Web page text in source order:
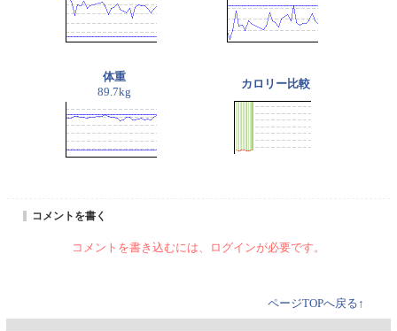
体重
89.7kg
カロリー比較
コメントを書く
コメントを書き込むには、ログインが必要です。
ページTOPへ戻る↑